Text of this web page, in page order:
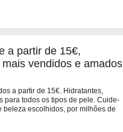
a partir de 15€,
vendidos e amados
a partir de 15€. Hidratantes,
para todos os tipos de pele. Cuide-
beleza escolhidos, por milhões de